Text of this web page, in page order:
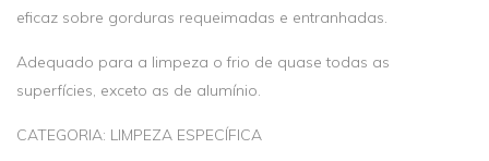
eficaz sobre gorduras requeimadas e entranhadas.
Adequado para a limpeza o frio de quase todas as
superfícies, exceto as de alumínio.
CATEGORIA: LIMPEZA ESPECÍFICA